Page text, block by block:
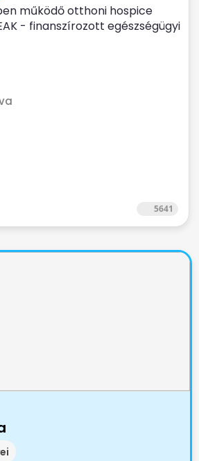
működő otthoni hospice
- finanszírozott egészségügyi
5641